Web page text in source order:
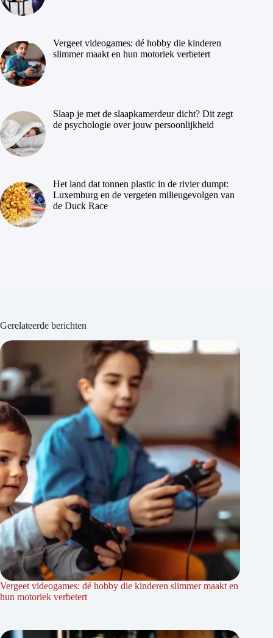
Vergeet videogames: dé hobby die kinderen
slimmer maakt en hun motoriek verbetert
Slaap je met de slaapkamerdeur dicht? Dit zegt
de psychologie over jouw persoonlijkheid
Het land dat tonnen plastic in de rivier dumpt:
Luxemburg en de vergeten milieugevolgen van
de Duck Race
Gerelateerde berichten
Vergeet videogames: dé hobby die kinderen slimmer maakt en
hun motoriek verbetert